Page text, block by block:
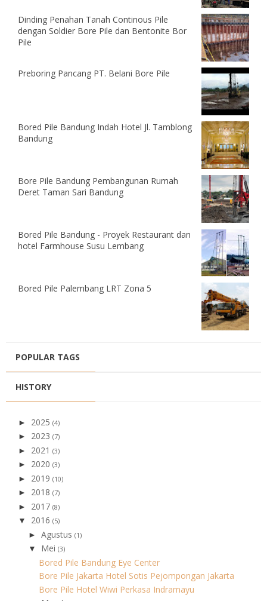
Dinding Penahan Tanah Continous Pile
dengan Soldier Bore Pile dan Bentonite Bor
Pile
Preboring Pancang PT. Belani Bore Pile
Bored Pile Bandung Indah Hotel Jl. Tamblong
Bandung
Bore Pile Bandung Pembangunan Rumah
Deret Taman Sari Bandung
Bored Pile Bandung - Proyek Restaurant dan
hotel Farmhouse Susu Lembang
Bored Pile Palembang LRT Zona 5
POPULAR TAGS
HISTORY
► 2025 (4)
► 2023 (7)
► 2021 (3)
► 2020 (3)
► 2019 (10)
► 2018 (7)
► 2017 (8)
▼ 2016 (5)
► Agustus (1)
▼ Mei (3)
Bored Pile Bandung Eye Center
Bore Pile Jakarta Hotel Sotis Pejompongan Jakarta
Bore Pile Hotel Wiwi Perkasa Indramayu